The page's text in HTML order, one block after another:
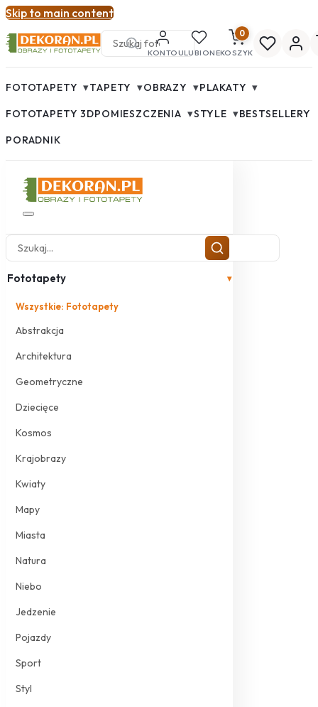
Skip to main content
KONTOULUBIONE
0
KOSZYK
FOTOTAPETY ▾TAPETY ▾OBRAZY ▾PLAKATY ▾
FOTOTAPETY 3DPOMIESZCZENIA ▾STYLE ▾BESTSELLERY
PORADNIK
Fototapety ▾
Wszystkie: Fototapety
Abstrakcja
Architektura
Geometryczne
Dziecięce
Kosmos
Krajobrazy
Kwiaty
Mapy
Miasta
Natura
Niebo
Jedzenie
Pojazdy
Sport
Styl